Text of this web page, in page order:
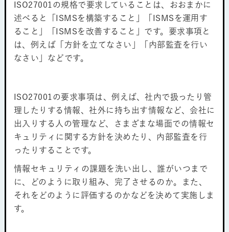
ISO27001の規格で要求していることは、おおまかに
述べると「ISMSを構築すること」「ISMSを運用す
ること」「ISMSを改善すること」です。要求事項と
は、例えば「方針を立てなさい」「内部監査を行い
なさい」などです。
ISO27001の要求事項は、例えば、社内で扱ったり管
理したりする情報、社外に持ち出す情報など、会社に
出入りする人の管理など、さまざまな場面での情報セ
キュリティに関する方針を決めたり、内部監査を行
ったりすることです。
情報セキュリティの課題を洗い出し、誰がいつまで
に、どのように取り組み、完了させるのか。また、
それをどのように評価するのかなどを決めて実施しま
す。